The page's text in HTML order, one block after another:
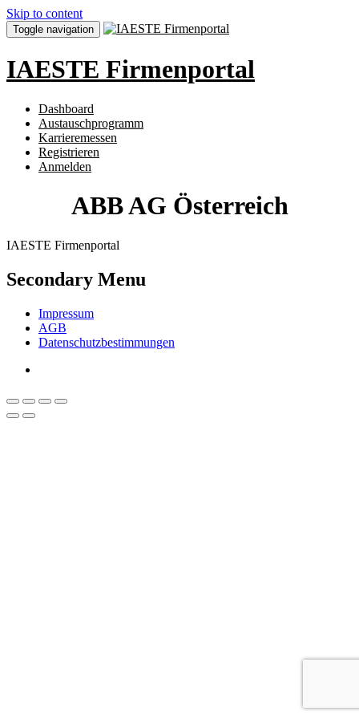
Skip to content
Toggle navigation
IAESTE Firmenportal
Dashboard
Austauschprogramm
Karrieremessen
Registrieren
Anmelden
ABB AG Österreich
IAESTE Firmenportal
Secondary Menu
Impressum
AGB
Datenschutzbestimmungen